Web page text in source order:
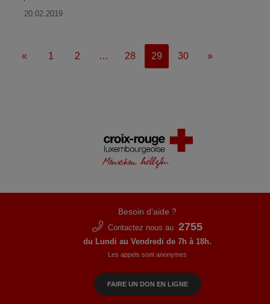
20.02.2019
« 1 2 … 28 29 30 »
Besoin d'aide ?
Contactez nous au 2755
du Lundi au Vendredi de 7h à 18h.
Les appels sont anonymes
FAIRE UN DON EN LIGNE